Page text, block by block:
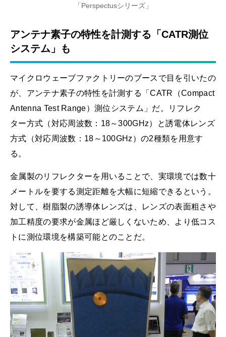
「Perspectusシリーズ」
アンテナ素子の特性を計測する「CATR測位
システム」も
マイクロウェーブファクトリーのブースで目を引いたの
が、アンテナ素子の特性を計測する「CATR（Compact
Antenna Test Range）測位システム」だ。リフレク
ター方式（対応周波数：18～300GHz）と誘電体レンズ
方式（対応周波数：18～100GHz）の2種類を用意す
る。
金属製のリフレクターを用いることで、実環境では数十
メートルを要する測定距離を大幅に短縮できるという。
対して、樹脂製の誘導体レンズは、レンズの表面粗さや
加工精度の要求が金属ほど厳しくないため、より低コス
トに測位環境を構築可能とのことだ。